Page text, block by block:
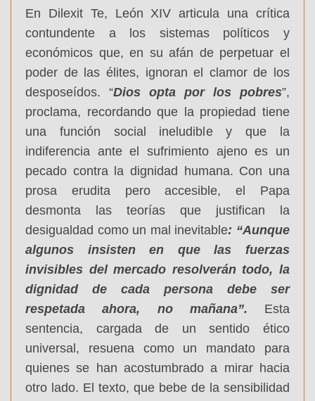
En Dilexit Te, León XIV articula una crítica
contundente a los sistemas políticos y
económicos que, en su afán de perpetuar el
poder de las élites, ignoran el clamor de los
desposeídos. “Dios opta por los pobres”,
proclama, recordando que la propiedad tiene
una función social ineludible y que la
indiferencia ante el sufrimiento ajeno es un
pecado contra la dignidad humana. Con una
prosa erudita pero accesible, el Papa
desmonta las teorías que justifican la
desigualdad como un mal inevitable: “Aunque
algunos insisten en que las fuerzas
invisibles del mercado resolverán todo, la
dignidad de cada persona debe ser
respetada ahora, no mañana”. Esta
sentencia, cargada de un sentido ético
universal, resuena como un mandato para
quienes se han acostumbrado a mirar hacia
otro lado. El texto, que bebe de la sensibilidad